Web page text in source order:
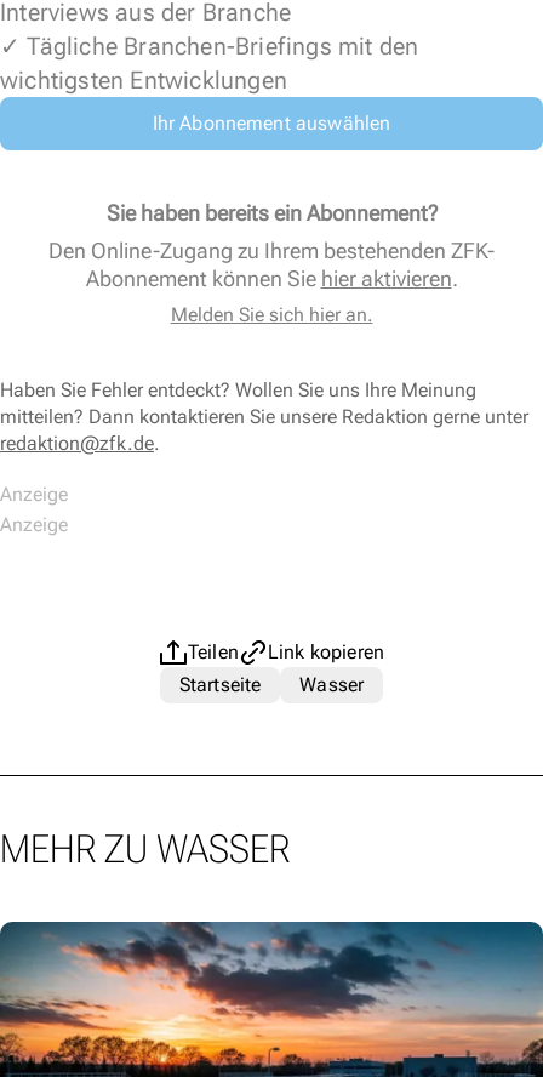
Interviews aus der Branche
✓ Tägliche Branchen-Briefings mit den
wichtigsten Entwicklungen
Ihr Abonnement auswählen
Sie haben bereits ein Abonnement?
Den Online-Zugang zu Ihrem bestehenden ZFK-
Abonnement können Sie hier aktivieren.
Melden Sie sich hier an.
Haben Sie Fehler entdeckt? Wollen Sie uns Ihre Meinung
mitteilen? Dann kontaktieren Sie unsere Redaktion gerne unter
redaktion@zfk.de.
Teilen
Link kopieren
Startseite
Wasser
MEHR ZU WASSER